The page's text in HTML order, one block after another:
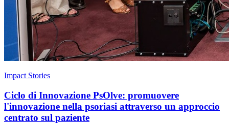
Impact Stories
Ciclo di Innovazione PsOlve: promuovere
l'innovazione nella psoriasi attraverso un approccio
centrato sul paziente